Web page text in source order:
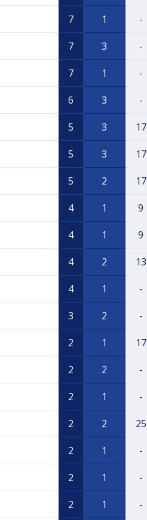
7 1 -
7 3 -
7 1 -
6 3 -
5 3 17
5 3 17
5 2 17
4 1 9
4 1 9
4 2 13
4 1 -
3 2 -
2 1 17
2 2 -
2 1 -
2 2 25
2 1 -
2 1 -
2 1 -